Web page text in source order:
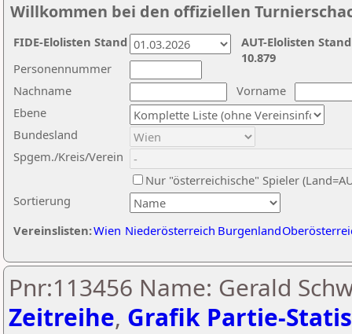
Willkommen bei den offiziellen
Nachname
Vorname
Ebene
Sortierung
Personennummer
Bundesland
Spgem./Kreis/Verein
Nur "österreichische" Spieler
Vereinslisten:Wien Niederösterreich Burgenland
AUT-Elolisten
10.879
FIDE-Elolisten Stand
Pnr:113456 Name: Gerald
Zeitreihe, Grafik Partie-